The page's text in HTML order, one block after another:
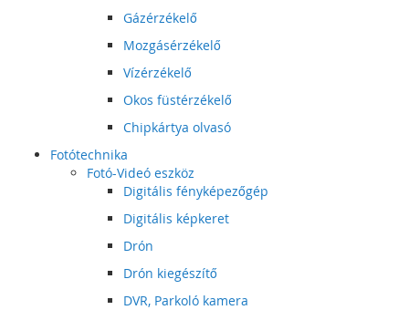
Gázérzékelő
Mozgásérzékelő
Vízérzékelő
Okos füstérzékelő
Chipkártya olvasó
Fotótechnika
Fotó-Videó eszköz
Digitális fényképezőgép
Digitális képkeret
Drón
Drón kiegészítő
DVR, Parkoló kamera